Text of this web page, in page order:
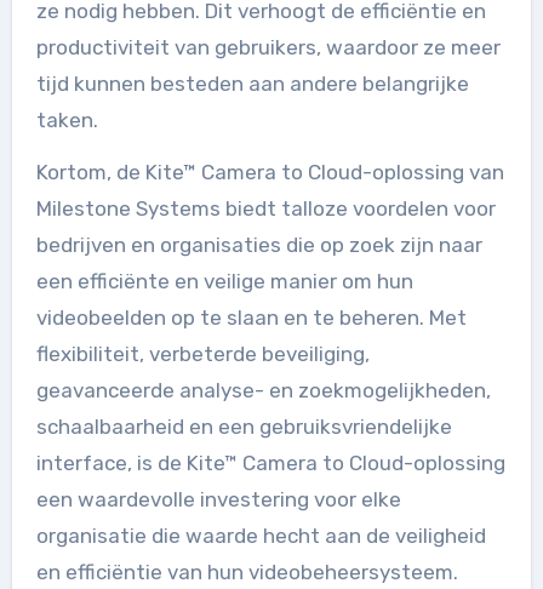
ze nodig hebben. Dit verhoogt de efficiëntie en
productiviteit van gebruikers, waardoor ze meer
tijd kunnen besteden aan andere belangrijke
taken.
Kortom, de Kite™ Camera to Cloud-oplossing van
Milestone Systems biedt talloze voordelen voor
bedrijven en organisaties die op zoek zijn naar
een efficiënte en veilige manier om hun
videobeelden op te slaan en te beheren. Met
flexibiliteit, verbeterde beveiliging,
geavanceerde analyse- en zoekmogelijkheden,
schaalbaarheid en een gebruiksvriendelijke
interface, is de Kite™ Camera to Cloud-oplossing
een waardevolle investering voor elke
organisatie die waarde hecht aan de veiligheid
en efficiëntie van hun videobeheersysteem.